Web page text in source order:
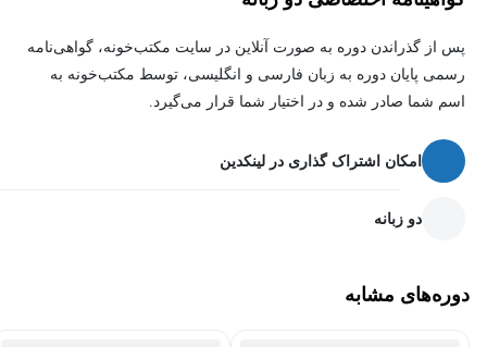
در تمام تمدن‌های بشری ازجمله مصر باستان، چین، هند، یونان و ...
نمونه‌هایی از رفتارها مشاهده شده‌است که روح بازاریابی در آن‌ها قابل
رویت است. اما نزدیک‌ترین فعالیت‌های بازاریابی که شباهت قابل
توجهی به بازاریابی به شکل امروزی دارد در روسیه تزار، صورت
گرفت. جالب است بدانیم که ساختار اقتصادی روسیه برپایه «اقتصاد
بسته» بوده‌است برخلاف آمریکا و اروپا که با توصیه‌های آدام اسمیت و
محصولات خود، انجام دادند.
پس از گذراندن دوره به صورت آنلاین در سایت مکتب‌خونه، گواهی‌نامه
رسمی پایان دوره به زبان فارسی و انگلیسی، توسط مکتب‌خونه به
اسم شما صادر شده و در اختیار شما قرار می‌گیرد.
امکان اشتراک گذاری در لینکدین
دو زبانه
دوره‌های مشابه